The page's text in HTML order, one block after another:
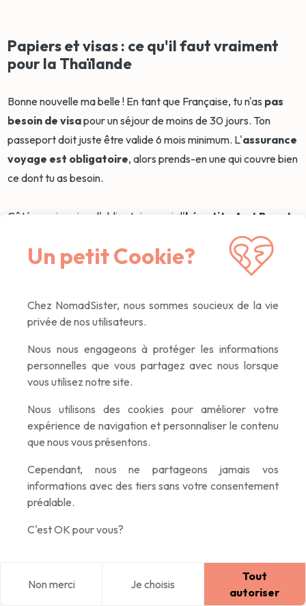
Un petit Cookie?
Chez NomadSister, nous sommes soucieux de la vie
privée de nos utilisateurs.
Nous nous engageons à protéger les informations
personnelles que vous partagez avec nous lorsque
vous utilisez notre site.
Nous utilisons des cookies pour améliorer votre
expérience de navigation et personnaliser le contenu
que nous vous présentons.
Cependant, nous ne partageons jamais vos
informations avec des tiers sans votre consentement
préalable.
C'est OK pour vous?
Non merci Je choisis
Tout
autoriser
Explorer Blog Connexion
Papiers et visas : ce qu'il faut vraiment
pour la Thaïlande
Bonne nouvelle ma belle ! En tant que Française, tu n'as pas
besoin de visapour un séjour de moins de 30 jours. Ton
passeport doit juste être valide 6 mois minimum. L'assurance
voyage est obligatoire, alors prends-en une qui couvre bien
ce dont tu as besoin.
Côté vaccins, rien d'obligatoire, mais l'hépatite A et B sont
Pour mes
vous conseille de vérifier les formalités sur le site officiel du
gouvernement thaïlandais, car les règles peuvent différer
selon votre nationalité.
Mes bons plans hébergement en
Thaïlande
Pour l'hébergement, tu as plein d'options géniales !
sont parfaites pour ton budget
et pour créer des liens.